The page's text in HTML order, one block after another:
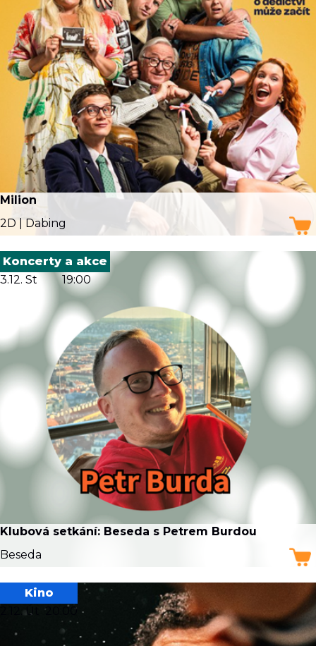
Milion
2D | Dabing
3.12. St 19:00
Koncerty a akce
Klubová setkání: Beseda s Petrem Burdou
Beseda
2.12. Út 20:00
Kino